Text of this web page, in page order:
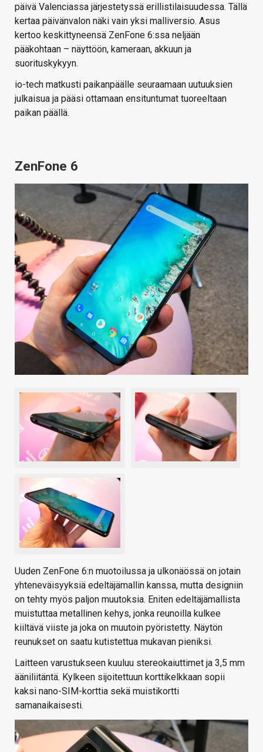
päivä Valenciassa järjestetyssä erillistilaisuudessa. Tällä
kertaa päivänvalon näki vain yksi malliversio. Asus
kertoo keskittyneensä ZenFone 6:ssa neljään
pääkohtaan – näyttöön, kameraan, akkuun ja
suorituskykyyn.
io-tech matkusti paikanpäälle seuraamaan uutuuksien
julkaisua ja pääsi ottamaan ensituntumat tuoreeltaan
paikan päällä.
ZenFone 6
Uuden ZenFone 6:n muotoilussa ja ulkonäössä on jotain
yhteneväisyyksiä edeltäjämallin kanssa, mutta designiin
on tehty myös paljon muutoksia. Eniten edeltäjämallista
muistuttaa metallinen kehys, jonka reunoilla kulkee
kiiltävä viiste ja joka on muutoin pyöristetty. Näytön
reunukset on saatu kutistettua mukavan pieniksi.
Laitteen varustukseen kuuluu stereokaiuttimet ja 3,5 mm
ääniliitäntä. Kylkeen sijoitettuun korttikelkkaan sopii
kaksi nano-SIM-korttia sekä muistikortti
samanaikaisesti.